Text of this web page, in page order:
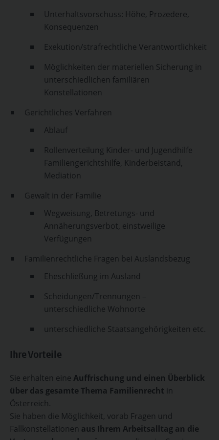
Unterhaltsvorschuss: Höhe, Prozedere,
Konsequenzen
Exekution/strafrechtliche Verantwortlichkeit
Möglichkeiten der materiellen Sicherung in
unterschiedlichen familiären
Konstellationen
Gerichtliches Verfahren
Ablauf
Rollenverteilung Kinder- und Jugendhilfe
Familiengerichtshilfe, Kinderbeistand,
Mediation
Gewalt in der Familie
Wegweisung, Betretungs- und
Annäherungsverbot, einstweilige
Verfügungen
Familienrechtliche Fragen bei Auslandsbezug
Eheschließung im Ausland
Scheidungen/Trennungen –
unterschiedliche Wohnorte
unterschiedliche Staatsangehörigkeiten etc.
Ihre Vorteile
Sie erhalten eine Auffrischung und einen Überblick
über das gesamte Thema Familienrecht in
Österreich.
Sie haben die Möglichkeit, vorab Fragen und
Fallkonstellationen aus Ihrem Arbeitsalltag an die